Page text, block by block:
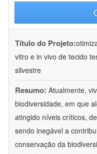
Título do Projeto:
vitro e in vivo de tecido
silvestre
Resumo: Atualmente,
biodiversidade, em que
atingido níveis críticos,
sendo inegável a
conservação da